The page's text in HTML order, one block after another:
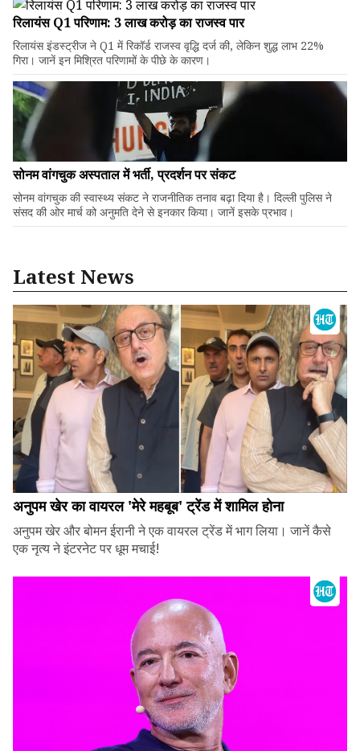
रिलायंस Q1 परिणाम: ₹3 लाख करोड़ का राजस्व पार
रिलायंस इंडस्ट्रीज ने Q1 में रिकॉर्ड राजस्व वृद्धि दर्ज की, लेकिन शुद्ध लाभ 22%
गिरा। जानें इन मिश्रित परिणामों के पीछे के कारण।
सोनम वांगचुक अस्पताल में भर्ती, प्रदर्शन पर संकट
सोनम वांगचुक की स्वास्थ्य संकट ने राजनीतिक तनाव बढ़ा दिया है। दिल्ली पुलिस ने
संसद की ओर मार्च को अनुमति देने से इनकार किया। जानें इसके प्रभाव।
Latest News
अनुपम खेर का वायरल 'मेरे महबूब' ट्रेंड में शामिल होना
अनुपम खेर और बोमन ईरानी ने एक वायरल ट्रेंड में भाग लिया। जानें कैसे
एक नृत्य ने इंटरनेट पर धूम मचाई!